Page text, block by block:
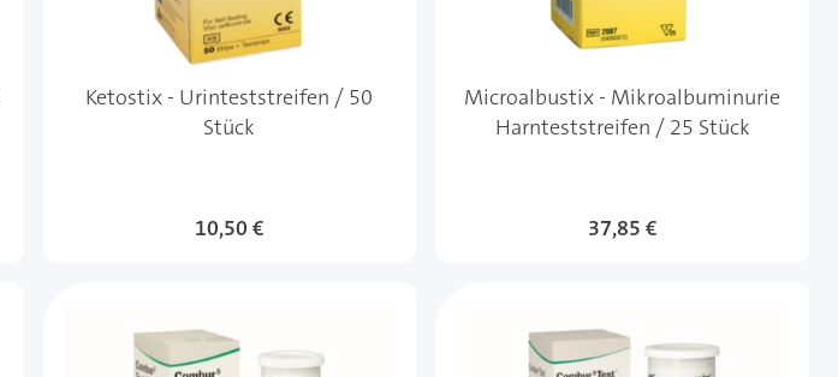
Ketostix - Urinteststreifen / 50
Stück
10,50 €
Microalbustix - Mikroalbuminurie
Harnteststreifen / 25 Stück
37,85 €